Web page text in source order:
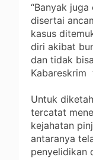
“Banyak
disertai
kasus
diri akibat
dan tidak
Kabareskrim
Untuk
tercatat
kejahatan
antaranya
penyelidikan